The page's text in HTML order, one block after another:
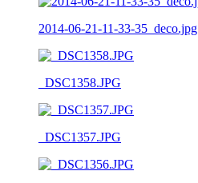
2014-06-21-11-33-35_deco.jpg
_DSC1358.JPG
_DSC1357.JPG